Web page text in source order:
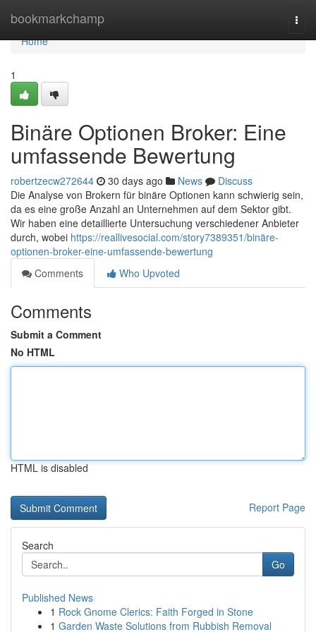
bookmarkchamp
Home
Home
1
Binäre Optionen Broker: Eine
umfassende Bewertung
robertzecw272644 30 days ago News
Discuss
Die Analyse von Brokern für binäre Optionen kann schwierig sein,
da es eine große Anzahl an Unternehmen auf dem Sektor gibt.
Wir haben eine detaillierte Untersuchung verschiedener Anbieter
durch, wobei https://reallivesocial.com/story7389351/binäre-
optionen-broker-eine-umfassende-bewertung
Comments
Who Upvoted
Comments
Submit a Comment
No HTML
HTML is disabled
Report Page
Search
Go
Published News
1 Rock Gnome Clerics: Faith Forged in Stone
1 Garden Waste Solutions from Rubbish Removal